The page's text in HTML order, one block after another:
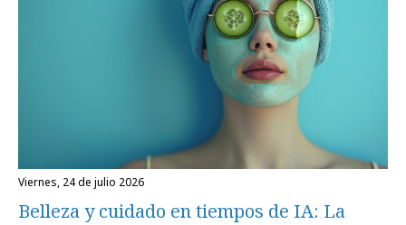
viernes, 24 de julio 2026
Belleza y cuidado en tiempos de IA: La